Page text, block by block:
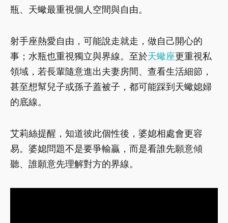
瓶、天蠍最重視個人空間與自由。
射手座熱愛自由，可能說走就走，做自己開心的
事；水瓶也重視獨立與界線。至於天蠍座更重視私
領域，若長輩隨意進出夫妻房間、查看生活細節，
甚至想幫兒子或孫子蓋被子，都可能踩到天蠍媳婦
的底線。
艾莉絲提醒，知道彼此個性後，婆媳相處會更容
易。婆媳問題不是要爭輸贏，而是看誰先願意傾
聽、誰願意先理解對方的界線。